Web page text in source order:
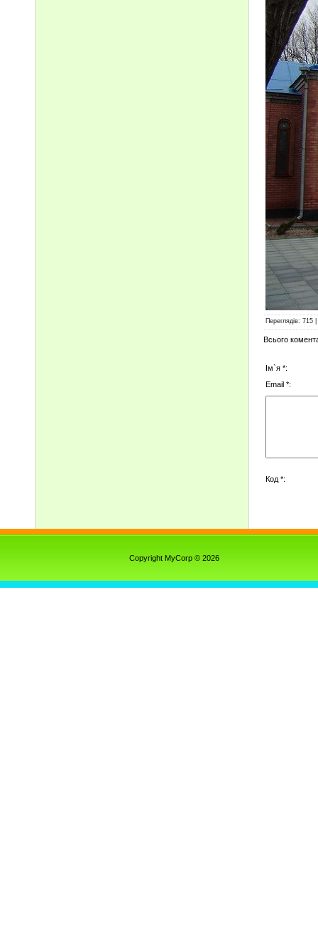
Переглядів: 715
Всього
Ім`я *:
Email *:
Код *:
Copyright MyCorp © 2026